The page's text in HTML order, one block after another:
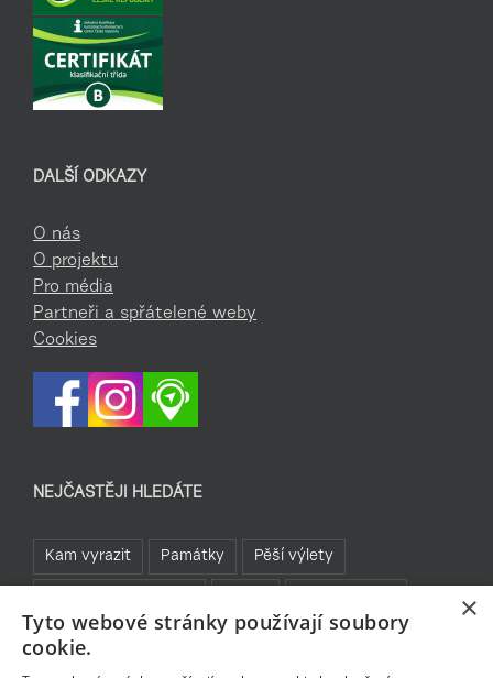
DALŠÍ ODKAZY
O nás
O projektu
Pro média
Partneři a spřátelené weby
Cookies
NEJČASTĚJI HLEDÁTE
Kam vyrazit Památky Pěší výlety
Sklo a bižuterie Jablonecká přehrada Rozhledny
×
Tyto webové stránky používají soubory
cookie.